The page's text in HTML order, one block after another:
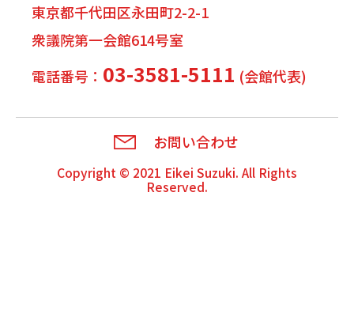
東京都千代田区永田町2-2-1
衆議院第一会館614号室
電話番号： 03-3581-5111 (会館代表)
お問い合わせ
Copyright © 2021 Eikei Suzuki. All Rights
Reserved.